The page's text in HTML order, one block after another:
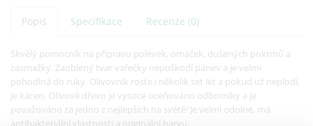
Popis Specifikace Recenze (0)
Skvělý pomocník na přípravu polévek, omáček, dušených pokrmů a
zasmažky. Zaoblený tvar vařečky nepoškodí pánev a je velmi
pohodlná do ruky. Olivovník roste i několik set let a pokud už neplodí,
je kácen. Olivové dřevo je vysoce oceňováno odborníky a je
považováno za jedno z nejlepších na světě! Je velmi odolné, má
antibakteriální vlastnosti a originální barvu.